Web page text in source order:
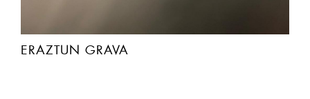
ERAZTUN GRAVA